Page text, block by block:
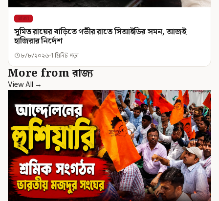
রাজ্য
সুমিত রায়ের বাড়িতে গভীর রাতে সিআইডির সমন, আজই
হাজিরার নির্দেশ
৮/৮/২০২৬ 1 মিনিট পড়া
More from রাজ্য
View All →